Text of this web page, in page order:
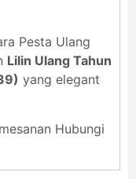
Pesta Ulang
Lilin Ulang Tahun
yang elegant
Hubungi